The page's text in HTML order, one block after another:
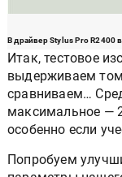
В драйвер Stylus Pro R2400
Итак, тестовое
выдерживаем
сравниваем…
максимальное —
особенно если
Попробуем